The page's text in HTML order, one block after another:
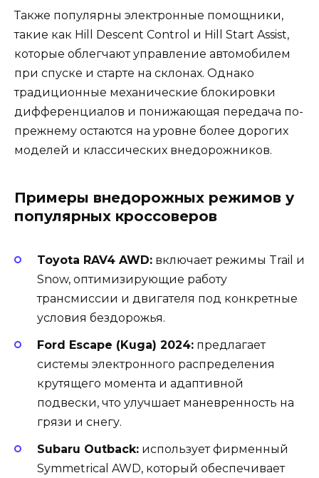
Также популярны электронные помощники,
такие как Hill Descent Control и Hill Start Assist,
которые облегчают управление автомобилем
при спуске и старте на склонах. Однако
традиционные механические блокировки
дифференциалов и понижающая передача по-
прежнему остаются на уровне более дорогих
моделей и классических внедорожников.
Примеры внедорожных режимов у
популярных кроссоверов
Toyota RAV4 AWD: включает режимы Trail и
Snow, оптимизирующие работу
трансмиссии и двигателя под конкретные
условия бездорожья.
Ford Escape (Kuga) 2024: предлагает
системы электронного распределения
крутящего момента и адаптивной
подвески, что улучшает маневренность на
грязи и снегу.
Subaru Outback: использует фирменный
Symmetrical AWD, который обеспечивает